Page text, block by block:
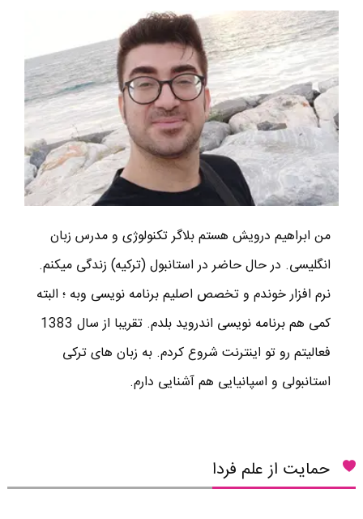
من ابراهیم درویش هستم بلاگر تکنولوژی و مدرس زبان
انگلیسی. در حال حاضر در استانبول (ترکیه) زندگی میکنم.
نرم افزار خوندم و تخصص اصلیم برنامه نویسی وبه ؛ البته
کمی هم برنامه نویسی اندروید بلدم. تقریبا از سال 1383
فعالیتم رو تو اینترنت شروع کردم. به زبان های ترکی
استانبولی و اسپانیایی هم آشنایی دارم.
حمایت از علم فردا